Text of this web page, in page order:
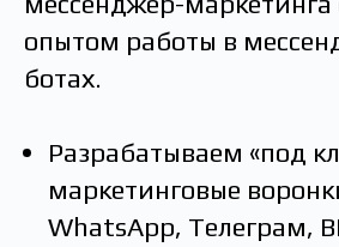
опытом работы в
ботах.
Разрабатываем «под
маркетинговые
WhatsApp, Телеграм,